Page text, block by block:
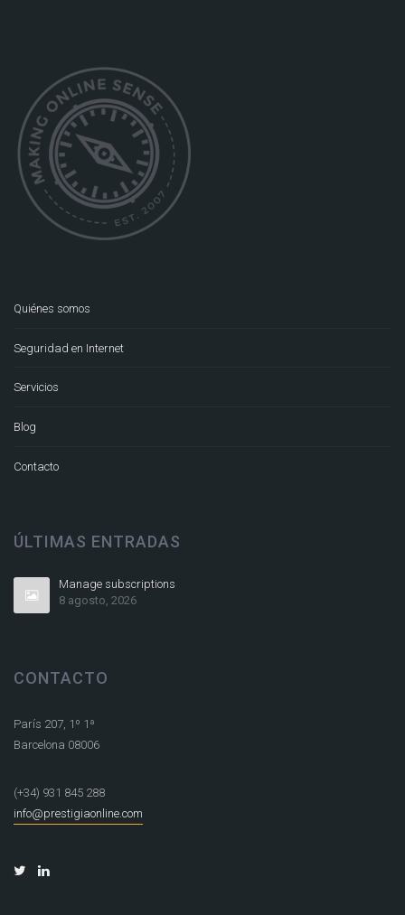
Quiénes somos
Seguridad en Internet
Servicios
Blog
Contacto
ÚLTIMAS ENTRADAS
Manage subscriptions
8 agosto, 2026
CONTACTO
París 207, 1º 1ª
Barcelona 08006
(+34) 931 845 288
info@prestigiaonline.com